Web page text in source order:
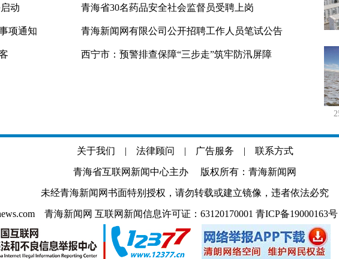
动 青海省30名药品安全社会监督员受聘上岗
项通知 青海新闻网有限公司公开招聘工作人员笔试公告
西宁市：预警排查保障“三步走”筑牢防汛屏障
关于我们 | 法律顾问 | 广告服务 | 联系方式
青海省互联网新闻中心主办 版权所有：青海新闻网
未经青海新闻网书面特别授权，请勿转载或建立镜像，违者依法必究
青海新闻网 互联网新闻信息许可证：63120170001 青ICP备19000163号